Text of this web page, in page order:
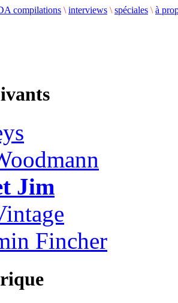
compilations \ interviews \ spéciales \ à
Jim
Fincher